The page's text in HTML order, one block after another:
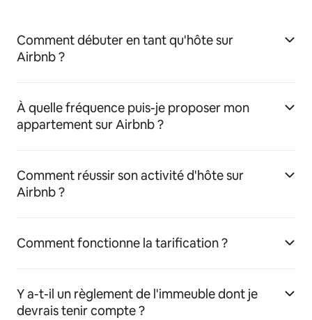
Comment débuter en tant qu'hôte sur
Airbnb ?
À quelle fréquence puis-je proposer mon
appartement sur Airbnb ?
Comment réussir son activité d'hôte sur
Airbnb ?
Comment fonctionne la tarification ?
Y a-t-il un règlement de l'immeuble dont je
devrais tenir compte ?